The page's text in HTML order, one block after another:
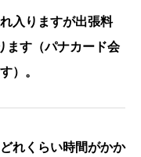
入りますが出張料
ます（パナカード会
）。
れくらい時間がかか